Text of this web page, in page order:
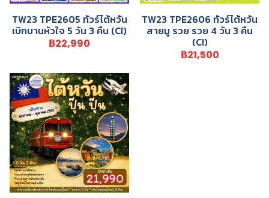
TW23 TPE2605 ทัวร์ไต้หวัน
เบิกบานหัวใจ 5 วัน 3 คืน (CI)
฿22,990
TW23 TPE2606 ทัวร์ไต้หวัน
สายมู รวย รวย 4 วัน 3 คืน
(CI)
฿21,500